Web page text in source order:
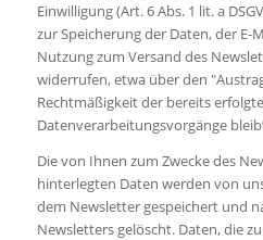
Einwilligung (Art. 6 Abs. 1 lit. a
zur Speicherung der Daten, der E-
Nutzung zum Versand des
widerrufen, etwa über den
Rechtmäßigkeit der bereits
Datenverarbeitungsvorgänge
Die von Ihnen zum Zwecke des
hinterlegten Daten werden von
dem Newsletter gespeichert und
Newsletters gelöscht. Daten, die